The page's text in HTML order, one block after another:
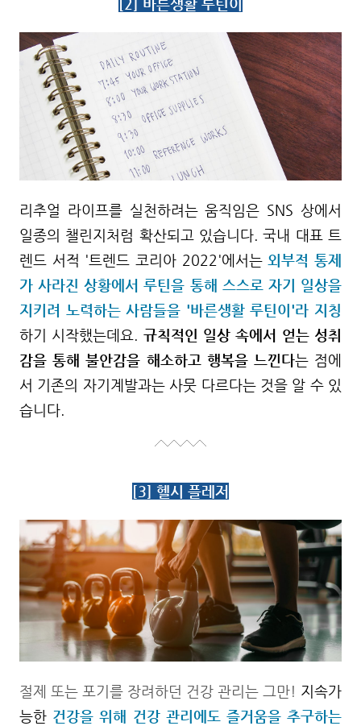
[2] 바른생활 루틴이
리추얼 라이프를 실천하려는 움직임은 SNS 상에서
일종의 챌린지처럼 확산되고 있습니다. 국내 대표 트
렌드 서적 '트렌드 코리아 2022'에서는외부적 통제
가 사라진 상황에서 루틴을 통해 스스로 자기 일상을
지키려 노력하는 사람들을 '바른생활 루틴이'라 지칭
하기 시작했는데요. 규칙적인 일상 속에서 얻는 성취
감을 통해 불안감을 해소하고 행복을 느낀다는 점에
서 기존의 자기계발과는 사뭇 다르다는 것을 알 수 있
습니다.
[3] 헬시 플레저
절제 또는 포기를 장려하던 건강 관리는 그만! 지속가
능한 건강을 위해 건강 관리에도 즐거움을 추구하는